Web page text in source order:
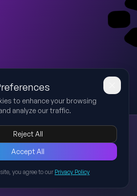
Apotheke
Berufe Erfahrung
ein Praktikum in einer Apotheke
Aufgaben, Berufe und
Herausforderungen im
to enhance your browsing
analyze our traffic.
Reject All
Accept All
you agree to our Privacy Policy